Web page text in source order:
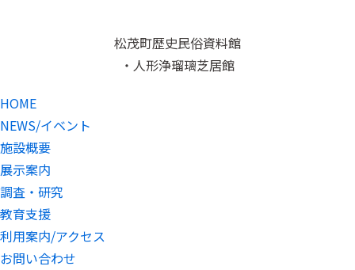
松茂町歴史民俗資料館
・人形浄瑠璃芝居館
HOME
NEWS/イベント
施設概要
展示案内
調査・研究
教育支援
利用案内/アクセス
お問い合わせ